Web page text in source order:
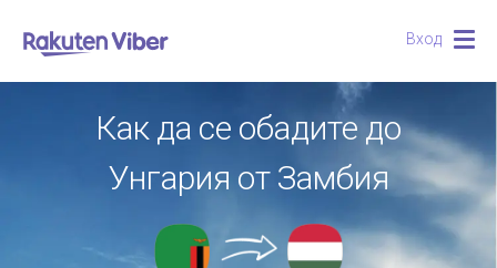
Вход
Как да се обадите до
Унгария от Замбия